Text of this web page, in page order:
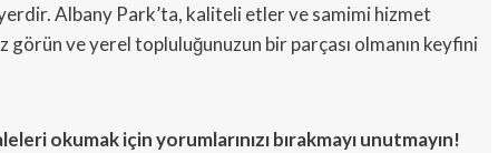
Albany Park’ta, kaliteli etler ve samimi hizmet
görün ve yerel topluluğunuzun bir parçası olmanın keyfini
okumak için yorumlarınızı bırakmayı unutmayın!